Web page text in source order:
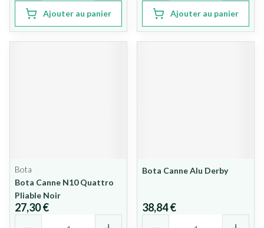
Ajouter au panier Ajouter au panier
Bota
Bota Canne N10 Quattro
Pliable Noir
27,30 €
Bota Canne Alu Derby
38,84 €